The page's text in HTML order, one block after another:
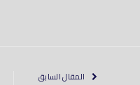
المقال السابق